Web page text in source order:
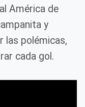
América de
y
las polémicas,
cada gol.